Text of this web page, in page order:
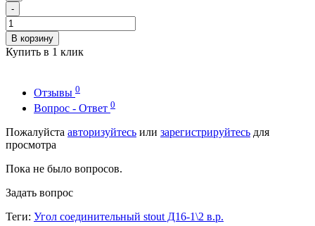
-
В корзину
Купить в 1 клик
Отзывы 0
Вопрос - Ответ 0
Пожалуйста авторизуйтесь или зарегистрируйтесь для
просмотра
Пока не было вопросов.
Задать вопрос
Теги: Угол соединительный stout Д16-1\2 в.р.